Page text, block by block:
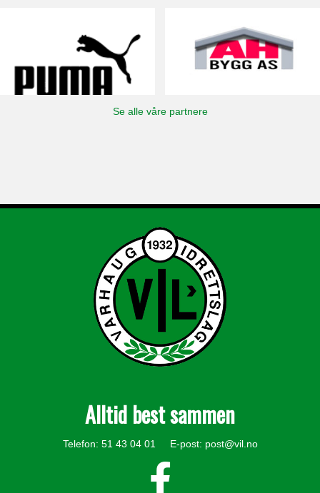
Se alle våre partnere
Alltid best sammen
Telefon: 51 43 04 01 E-post: post@vil.no